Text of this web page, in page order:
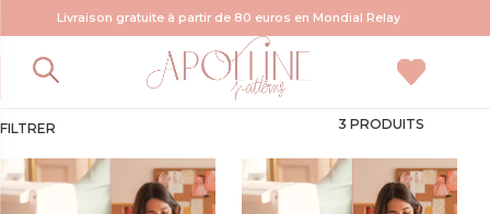
Livraison gratuite à partir de 80 euros en Mondial Relay
Abonnements
FILTRER 3 PRODUITS